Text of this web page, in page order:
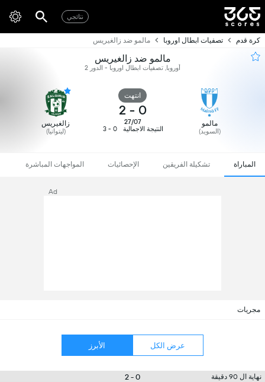
نتائجي
كرة قدم تصفيات ابطال اوروبا مالمو ضد زالغيريس
مالمو ضد زالغيريس
أوروبا, تصفيات ابطال اوروبا - الدور 2
مالمو
(السويد)
انتهت
0
-
2
27/07
النتيجة الاجمالية
0 - 3
زالغيريس
(ليتوانيا)
المباراة تشكيلة الفريقين الإحصائيات المواجهات المباشرة
Ad
مجريات
عرض الكل الأبرز
نهاية ال 90 دقيقة 0 - 2